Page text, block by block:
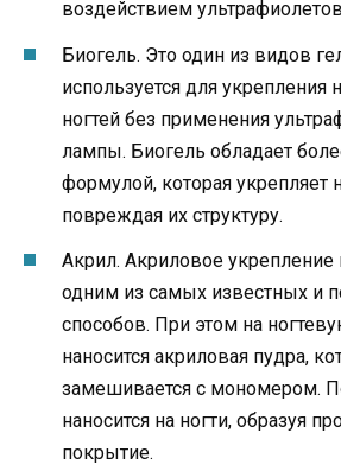
воздействием
Биогель. Это один из видов
используется для укрепления
ногтей без применения
лампы. Биогель обладает
формулой, которая укрепляет
повреждая их структуру.
Акрил. Акриловое укрепление
одним из самых известных и
способов. При этом на
наносится акриловая пудра,
замешивается с мономером.
наносится на ногти, образуя
покрытие.